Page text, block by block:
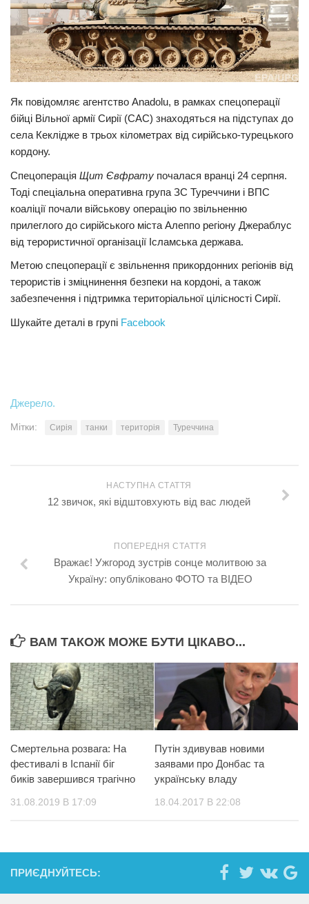
Світ
Цікаво
Наука
Історії
Рецепти
Привітання
Здоров’я
Події
Кримінал
Трагедії
Курйози
Суспільство
Культура
Як повідомляє агентство Anadolu, в рамках спецоперації
бійці Вільної армії Сирії (САС) знаходяться на підступах до
села Кеклідже в трьох кілометрах від сирійсько-турецького
кордону.
Спецоперація Щит Євфрату почалася вранці 24 серпня.
Тоді спеціальна оперативна група ЗС Туреччини і ВПС
коаліції почали військову операцію по звільненню
прилеглого до сирійського міста Алеппо регіону Джераблус
від терористичної організації Ісламська держава.
Метою спецоперації є звільнення прикордонних регіонів від
терористів і зміцнинення безпеки на кордоні, а також
забезпечення і підтримка територіальної цілісності Сирії.
Шукайте деталі в групі Facebook
Джерело.
Мітки: Сирія танки територія Туреччина
НАСТУПНА СТАТТЯ
12 звичок, які відштовхують від вас людей
ПОПЕРЕДНЯ СТАТТЯ
Вражає! Ужгород зустрів сонце молитвою за
Україну: опубліковано ФОТО та ВІДЕО
ВАМ ТАКОЖ МОЖЕ БУТИ ЦІКАВО...
Смертельна розвага: На
фестивалі в Іспанії біг
биків завершився трагічно
31.08.2019 В 17:09
Путін здивував новими
заявами про Донбас та
українську владу
18.04.2017 В 22:08
ПРИЄДНУЙТЕСЬ: